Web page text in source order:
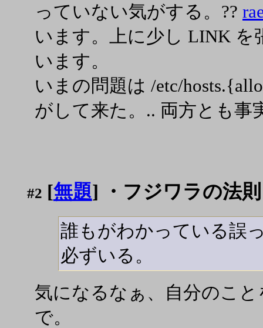
っていない気がする。??
います。上に少し LINK
います。
いまの問題は /etc/
がして来た。.. 両方とも事
#2 [無題] ・フジワラの法則
誰もがわかっている誤
必ずいる。
気になるなぁ、自分のこ
で。